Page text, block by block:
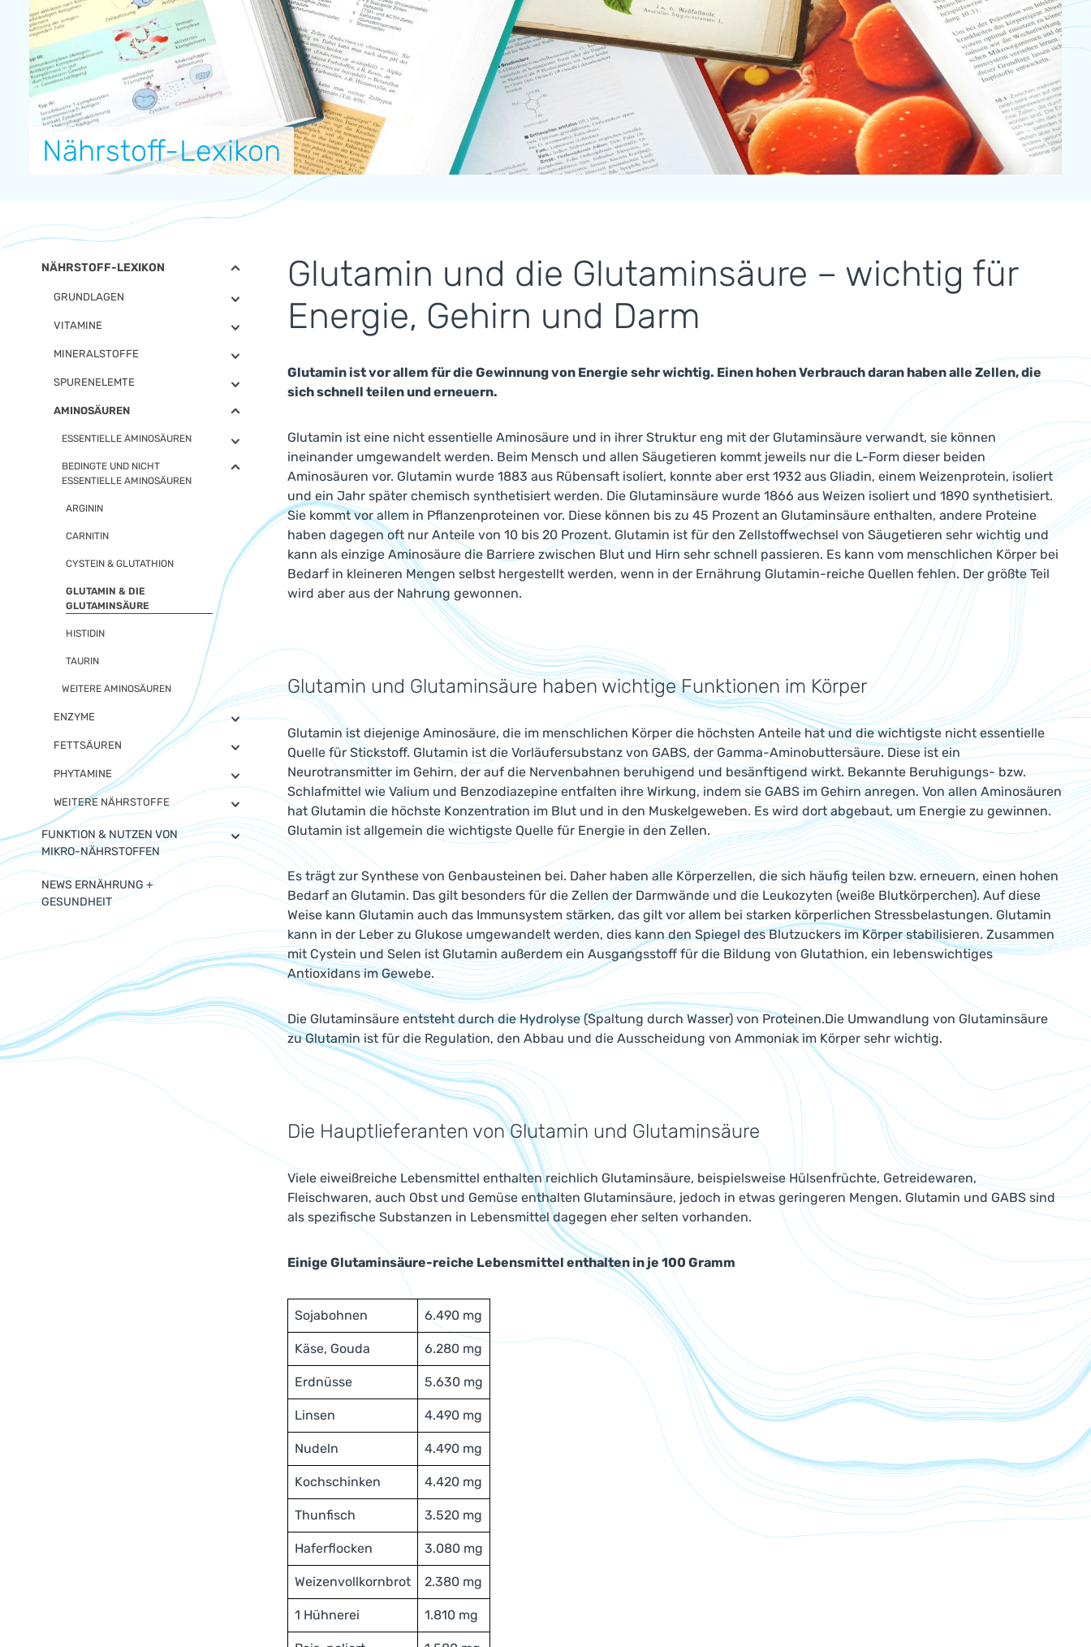
Nährstoff-Lexikon
NÄHRSTOFF-LEXIKON
GRUNDLAGEN
VITAMINE
MINERALSTOFFE
SPURENELEMTE
AMINOSÄUREN
ESSENTIELLE AMINOSÄUREN
BEDINGTE UND NICHT
ESSENTIELLE AMINOSÄUREN
ARGININ
CARNITIN
CYSTEIN & GLUTATHION
GLUTAMIN & DIE
GLUTAMINSÄURE
HISTIDIN
TAURIN
WEITERE AMINOSÄUREN
ENZYME
FETTSÄUREN
PHYTAMINE
WEITERE NÄHRSTOFFE
FUNKTION & NUTZEN VON
MIKRO-NÄHRSTOFFEN
NEWS ERNÄHRUNG +
GESUNDHEIT
Glutamin und die Glutaminsäure – wichtig für
Energie, Gehirn und Darm
Glutamin ist vor allem für die Gewinnung von Energie sehr wichtig. Einen hohen Verbrauch daran haben alle Zellen, die
sich schnell teilen und erneuern.
Glutamin ist eine nicht essentielle Aminosäure und in ihrer Struktur eng mit der Glutaminsäure verwandt, sie können
ineinander umgewandelt werden. Beim Mensch und allen Säugetieren kommt jeweils nur die L-Form dieser beiden
Aminosäuren vor. Glutamin wurde 1883 aus Rübensaft isoliert, konnte aber erst 1932 aus Gliadin, einem Weizenprotein, isoliert
und ein Jahr später chemisch synthetisiert werden. Die Glutaminsäure wurde 1866 aus Weizen isoliert und 1890 synthetisiert.
Sie kommt vor allem in Pflanzenproteinen vor. Diese können bis zu 45 Prozent an Glutaminsäure enthalten, andere Proteine
haben dagegen oft nur Anteile von 10 bis 20 Prozent. Glutamin ist für den Zellstoffwechsel von Säugetieren sehr wichtig und
kann als einzige Aminosäure die Barriere zwischen Blut und Hirn sehr schnell passieren. Es kann vom menschlichen Körper bei
Bedarf in kleineren Mengen selbst hergestellt werden, wenn in der Ernährung Glutamin-reiche Quellen fehlen. Der größte Teil
wird aber aus der Nahrung gewonnen.
Glutamin und Glutaminsäure haben wichtige Funktionen im Körper
Glutamin ist diejenige Aminosäure, die im menschlichen Körper die höchsten Anteile hat und die wichtigste nicht essentielle
Quelle für Stickstoff. Glutamin ist die Vorläufersubstanz von GABS, der Gamma-Aminobuttersäure. Diese ist ein
Neurotransmitter im Gehirn, der auf die Nervenbahnen beruhigend und besänftigend wirkt. Bekannte Beruhigungs- bzw.
Schlafmittel wie Valium und Benzodiazepine entfalten ihre Wirkung, indem sie GABS im Gehirn anregen. Von allen Aminosäuren
hat Glutamin die höchste Konzentration im Blut und in den Muskelgeweben. Es wird dort abgebaut, um Energie zu gewinnen.
Glutamin ist allgemein die wichtigste Quelle für Energie in den Zellen.
Es trägt zur Synthese von Genbausteinen bei. Daher haben alle Körperzellen, die sich häufig teilen bzw. erneuern, einen hohen
Bedarf an Glutamin. Das gilt besonders für die Zellen der Darmwände und die Leukozyten (weiße Blutkörperchen). Auf diese
Weise kann Glutamin auch das Immunsystem stärken, das gilt vor allem bei starken körperlichen Stressbelastungen. Glutamin
kann in der Leber zu Glukose umgewandelt werden, dies kann den Spiegel des Blutzuckers im Körper stabilisieren. Zusammen
mit Cystein und Selen ist Glutamin außerdem ein Ausgangsstoff für die Bildung von Glutathion, ein lebenswichtiges
Antioxidans im Gewebe.
Die Glutaminsäure entsteht durch die Hydrolyse (Spaltung durch Wasser) von Proteinen.Die Umwandlung von Glutaminsäure
zu Glutamin ist für die Regulation, den Abbau und die Ausscheidung von Ammoniak im Körper sehr wichtig.
Die Hauptlieferanten von Glutamin und Glutaminsäure
Viele eiweißreiche Lebensmittel enthalten reichlich Glutaminsäure, beispielsweise Hülsenfrüchte, Getreidewaren,
Fleischwaren, auch Obst und Gemüse enthalten Glutaminsäure, jedoch in etwas geringeren Mengen. Glutamin und GABS sind
als spezifische Substanzen in Lebensmittel dagegen eher selten vorhanden.
Einige Glutaminsäure-reiche Lebensmittel enthalten in je 100 Gramm
Sojabohnen 6.490 mg
Käse, Gouda 6.280 mg
Erdnüsse 5.630 mg
Linsen 4.490 mg
Nudeln 4.490 mg
Kochschinken 4.420 mg
Thunfisch 3.520 mg
Haferflocken 3.080 mg
Weizenvollkornbrot 2.380 mg
1 Hühnerei 1.810 mg